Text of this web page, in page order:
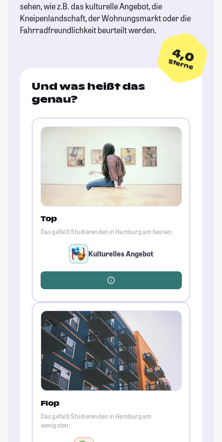
sehen, wie z.B. das kulturelle Angebot, die
Kneipenlandschaft, der Wohnungsmarkt oder die
Fahrradfreundlichkeit beurteilt werden.
4,0
Sterne
Und was heißt das
genau?
Top
Das gefällt Studierenden in Hamburg am besten:
Kulturelles Angebot
Flop
Das gefällt Studierenden in Hamburg am
wenigsten: